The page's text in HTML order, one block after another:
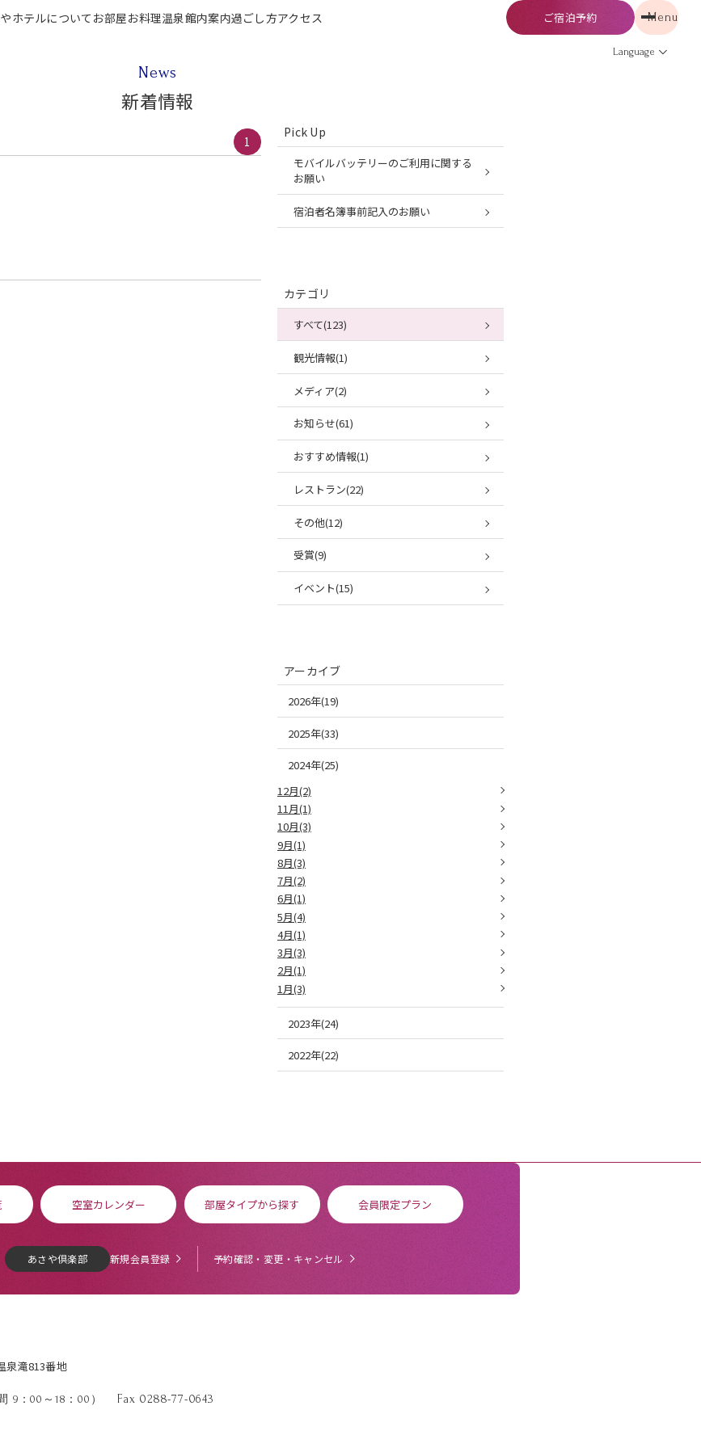
ホテルについて お部屋お料理温泉館内案内過ごし方アクセス ご宿泊予約 Menu
Language
News
新着情報
1
Pick Up
モバイルバッテリーのご利用に関する
お願い
宿泊者名簿事前記入のお願い
カテゴリ
すべて(123)
観光情報(1)
メディア(2)
お知らせ(61)
おすすめ情報(1)
レストラン(22)
その他(12)
受賞(9)
イベント(15)
アーカイブ
2026年(19)
2025年(33)
2024年(25)
12月(2)
11月(1)
10月(3)
9月(1)
8月(3)
7月(2)
6月(1)
5月(4)
4月(1)
3月(3)
2月(1)
1月(3)
2023年(24)
2022年(22)
空室カレンダー 部屋タイプから探す 会員限定プラン
あさや倶楽部 新規会員登録 予約確認・変更・キャンセル
泉滝813番地
9：00～18：00） Fax 0288-77-0643